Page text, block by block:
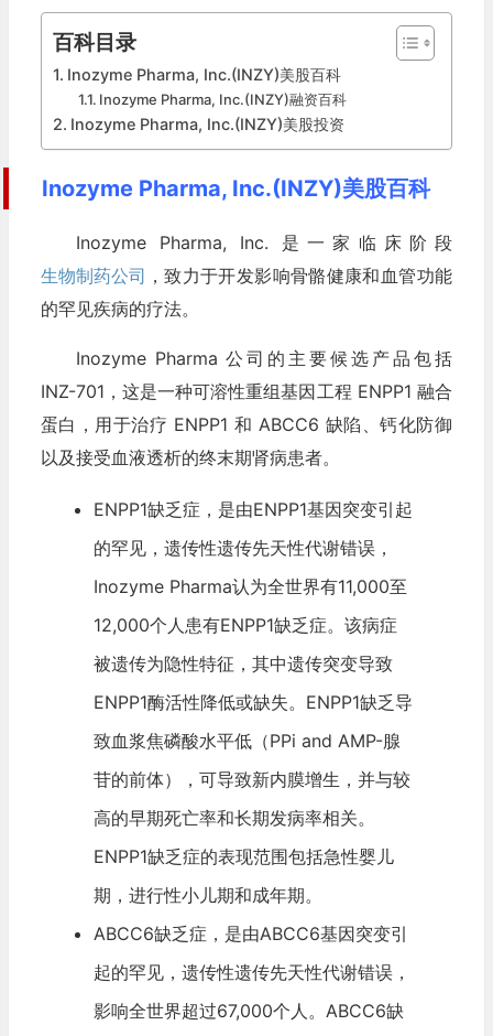
百科目录
Inozyme Pharma, Inc.(INZY)美股百科
Inozyme Pharma, Inc.(INZY)融资百科
Inozyme Pharma, Inc.(INZY)美股投资
Inozyme Pharma, Inc.(INZY)美股百科
Inozyme Pharma, Inc. 是一家临床阶段
生物制药公司 ，致力于开发影响骨骼健康和血管功能
的罕见疾病的疗法。
Inozyme Pharma 公司的主要候选产品包括
INZ-701，这是一种可溶性重组基因工程 ENPP1 融合
蛋白，用于治疗 ENPP1 和 ABCC6 缺陷、钙化防御
以及接受血液透析的终末期肾病患者。
ENPP1缺乏症，是由ENPP1基因突变引起
的罕见，遗传性遗传先天性代谢错误，
Inozyme Pharma认为全世界有11,000至
12,000个人患有ENPP1缺乏症。该病症
被遗传为隐性特征，其中遗传突变导致
ENPP1酶活性降低或缺失。ENPP1缺乏导
致血浆焦磷酸水平低（PPi and AMP-腺
苷的前体），可导致新内膜增生，并与较
高的早期死亡率和长期发病率相关。
ENPP1缺乏症的表现范围包括急性婴儿
期，进行性小儿期和成年期。
ABCC6缺乏症，是由ABCC6基因突变引
起的罕见，遗传性遗传先天性代谢错误，
影响全世界超过67,000个人。ABCC6缺